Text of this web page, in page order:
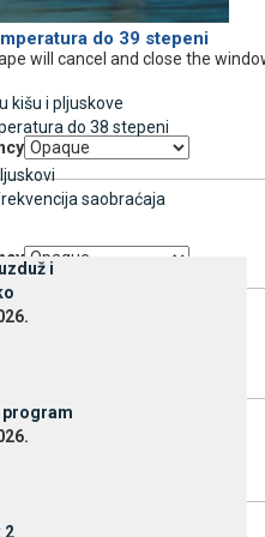
will cancel and close the
do 39 stepeni
kišu i pljuskove
do 38 stepeni
saobraćaja
i
2